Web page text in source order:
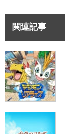
関連記事